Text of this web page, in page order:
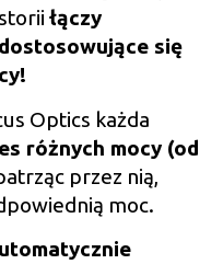
łączy
się
Optics każda
różnych mocy (od
przez nią,
moc.